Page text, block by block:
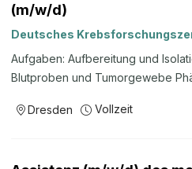
(m/w/d)
Deutsches
Aufgaben: Aufbereitung und Isolation von Immunzellen aus
Blutproben und Tumorgewebe
Analyseverfahren, insbesondere
Dresden Vollzeit